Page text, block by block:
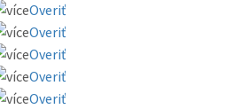
Overiť
Overiť
Overiť
Overiť
Overiť